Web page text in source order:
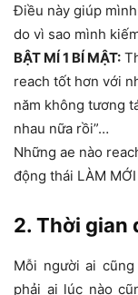
Điều này giúp
do vì sao mình
BẬT MÍ 1 BÍ MẬT:
reach tốt hơn với
năm không tương
nhau nữa rồi”…
Những ae nào
động thái LÀM
2. Thời gian
Mỗi người ai
phải ai lúc nào